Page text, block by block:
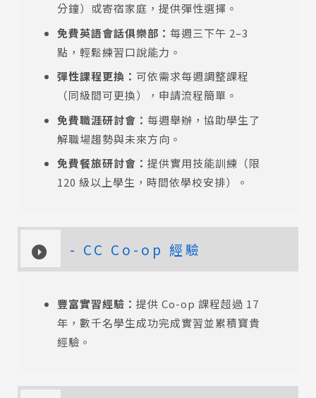
分鐘）或寄宿家庭，提供彈性選擇。
免費英語會話俱樂部： 每週三下午 2–3
點，輕鬆練習口說能力。
彈性課程更換： 可依需求每週調整課程
（同級間可更換）， 申請流程簡單。
免費職涯研討會： 每週舉辦，協助學生了
解職場趨勢與未來方向。
免費餐旅研討會： 提供實用技能訓練（限
120 級以上學生，時間依學校安排）。
- CC Co-op 經驗
豐富實習經驗： 提供 Co-op 課程超過 17
年，數千名學生成功完成實習並累積寶貴
經驗。